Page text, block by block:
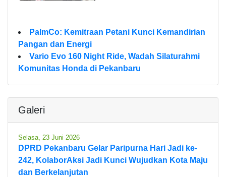
PalmCo: Kemitraan Petani Kunci Kemandirian
Pangan dan Energi
Vario Evo 160 Night Ride, Wadah Silaturahmi
Komunitas Honda di Pekanbaru
Galeri
Selasa, 23 Juni 2026
DPRD Pekanbaru Gelar Paripurna Hari Jadi ke-
242, KolaborAksi Jadi Kunci Wujudkan Kota Maju
dan Berkelanjutan